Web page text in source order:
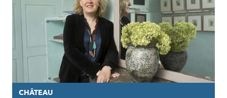
CHÂTEAU